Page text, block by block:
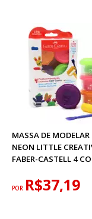
MASSA DE MODELAR
NEON LITTLE
FABER-CASTELL 4
POR R$37,19